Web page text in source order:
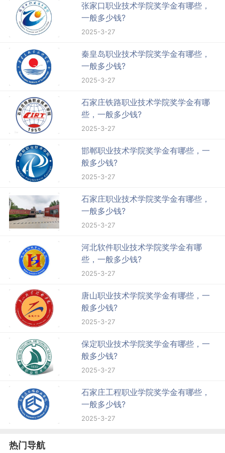
张家口职业技术学院奖学金有哪些，
一般多少钱?
2025-3-27
秦皇岛职业技术学院奖学金有哪些，
一般多少钱?
2025-3-27
石家庄铁路职业技术学院奖学金有哪
些，一般多少钱?
2025-3-27
邯郸职业技术学院奖学金有哪些，一
般多少钱?
2025-3-27
石家庄职业技术学院奖学金有哪些，
一般多少钱?
2025-3-27
河北软件职业技术学院奖学金有哪
些，一般多少钱?
2025-3-27
唐山职业技术学院奖学金有哪些，一
般多少钱?
2025-3-27
保定职业技术学院奖学金有哪些，一
般多少钱?
2025-3-27
石家庄工程职业学院奖学金有哪些，
一般多少钱?
2025-3-27
热门导航